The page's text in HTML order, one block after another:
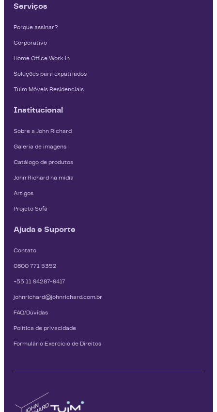
Serviços
Porque assinar?
Corporativo
Home Office Work in
Soluções para expatriados
Tuim Móveis Residenciais
Institucional
Sobre a John Richard
Galeria de imagens
Catálogo de produtos
John Richard na mídia
Artigos
Projeto Sofá
Ajuda e Suporte
Contato
0800 771 5352
+55 11 94287-9417
johnrichard@johnrichard.com.br
FAQ/Dúvidas
Política de privacidade
Formulário Exercício de Direitos